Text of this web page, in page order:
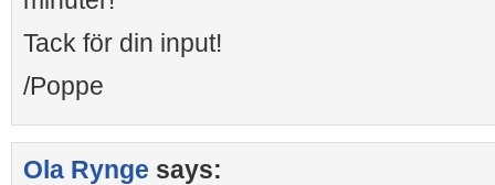
Tack för din input!
/Poppe
Ola Rynge says: